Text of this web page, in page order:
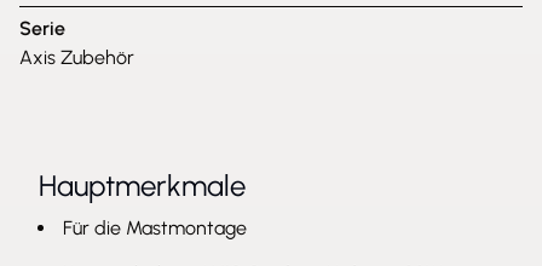
Serie
Axis Zubehör
Hauptmerkmale
Für die Mastmontage